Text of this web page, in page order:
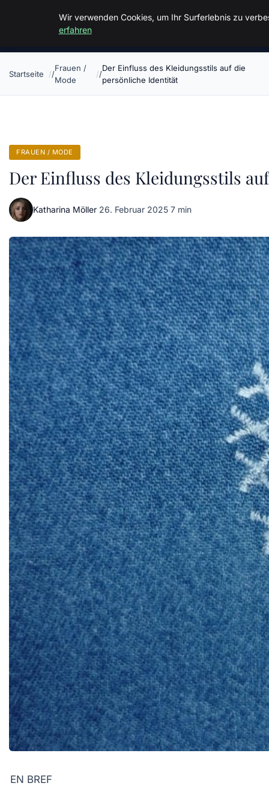
Malzminden
Startseite
Frauen /
Mode
Der Einfluss des Kleidungsstils auf die
persönliche Identität
FRAUEN / MODE
Der Einfluss des Kleidungsstils
Katharina Möller·26. Februar 2025·7 min
EN BREF
Wir verwenden Cookies, um Ihr Surferlebnis zu
erfahren